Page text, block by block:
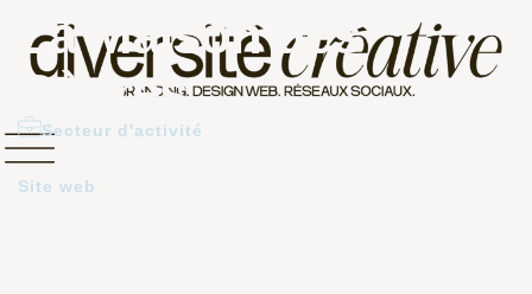
La Maison des
Cèdres
Secteur d'activité
Soins et esthétiques
Site web